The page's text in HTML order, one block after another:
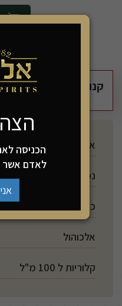
הוספה לסל
קנו 3 יחידות מהמוצר זה ושלמו רק 33₪
ארץ ייצור
נפח
כשרות
אלכוהול
קלוריות ל 100 מ"ל
הכניסה
לאדם אשר מלאו